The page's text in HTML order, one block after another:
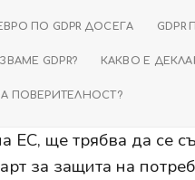
ПО GDPR ДОСЕГА GDPR
GDPR? КАКВО Е
ПОВЕРИТЕЛНОСТ?
ЕС, ще трябва да се
за защита на